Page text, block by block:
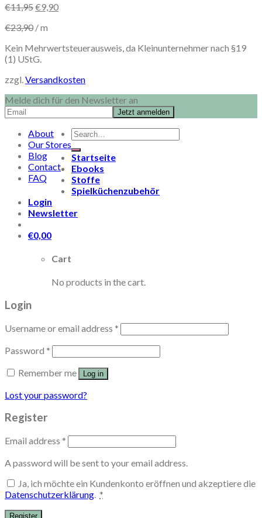
€11,95€9,90
€23,90 /m
Kein Mehrwertsteuerausweis, da Kleinunternehmer nach §19
(1) UStG.
zzgl. Versandkosten
Melde dich für den Newsletter an
About
Our Stores
Blog
Contact
FAQ
Search
for:
Startseite
Ebooks
Stoffe
Spielküchenzubehör
Login
Newsletter
€0,00
Cart
No products in the cart.
Login
Username or email address *
Password *
Remember me
Log in
Lost your password?
Register
Email address *
A password will be sent to your email address.
Ja, ich möchte ein Kundenkonto eröffnen und akzeptiere die
Datenschutzerklärung. *
Register